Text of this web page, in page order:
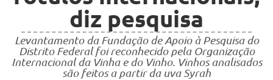
diz pesquisa
Levantamento da Fundação de Apoio à Pesquisa do
Distrito Federal foi reconhecido pela Organização
Internacional da Vinha e do Vinho. Vinhos analisados
são feitos a partir da uva Syrah